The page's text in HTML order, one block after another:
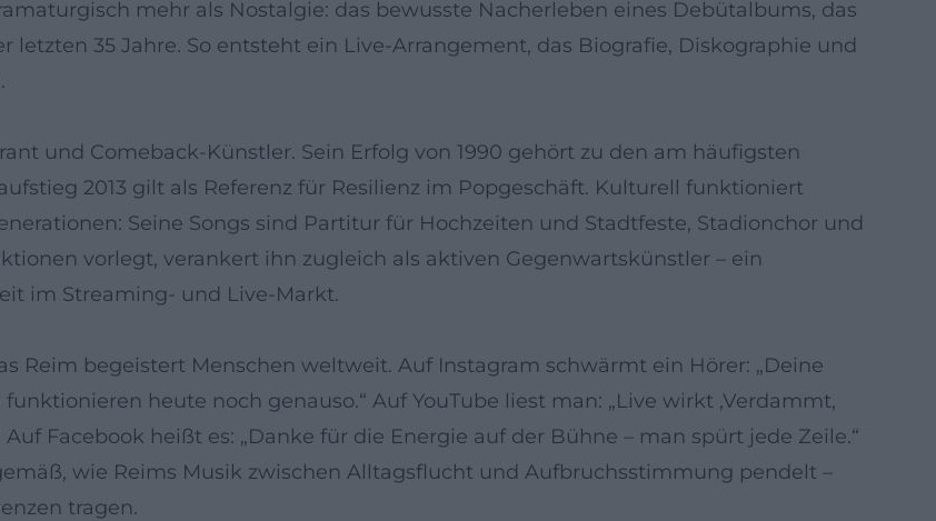
mehr als Nostalgie: das bewusste Nacherleben eines Debütalbums, das
35 Jahre. So entsteht ein Live-Arrangement, das Biografie, Diskographie und
und Comeback-Künstler. Sein Erfolg von 1990 gehört zu den am häufigsten
2013 gilt als Referenz für Resilienz im Popgeschäft. Kulturell funktioniert
Seine Songs sind Partitur für Hochzeiten und Stadtfeste, Stadionchor und
vorlegt, verankert ihn zugleich als aktiven Gegenwartskünstler – ein
im Streaming- und Live-Markt.
Reim begeistert Menschen weltweit. Auf Instagram schwärmt ein Hörer: „Deine
heute noch genauso.“ Auf YouTube liest man: „Live wirkt ‚Verdammt,
Facebook heißt es: „Danke für die Energie auf der Bühne – man spürt jede Zeile.“
wie Reims Musik zwischen Alltagsflucht und Aufbruchsstimmung pendelt –
tragen.